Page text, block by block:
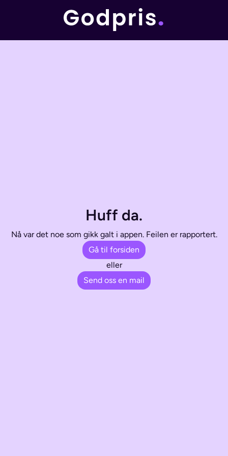
Huff da.
Nå var det noe som gikk galt i appen. Feilen er rapportert.
Gå til forsiden
eller
Send oss en mail